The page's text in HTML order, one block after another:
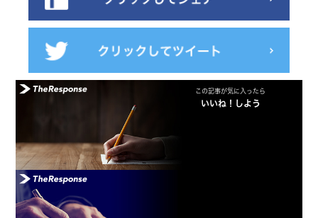
この記事が気に入ったら
いいね！しよう